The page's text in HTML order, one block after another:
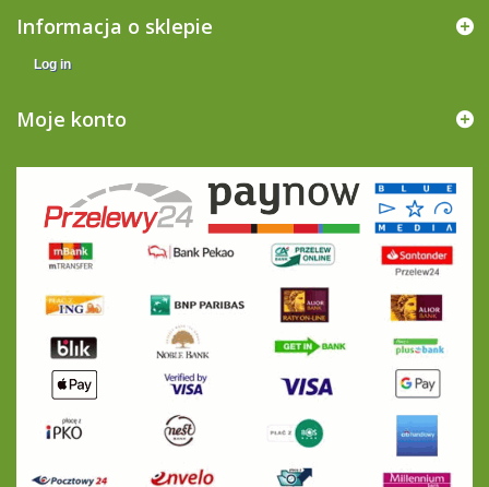
Informacja o sklepie
Log in
Moje konto